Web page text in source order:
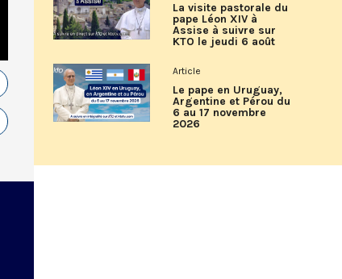
La visite pastorale du
pape Léon XIV à
Assise à suivre sur
KTO le jeudi 6 août
Article
Le pape en Uruguay,
Argentine et Pérou du
6 au 17 novembre
2026